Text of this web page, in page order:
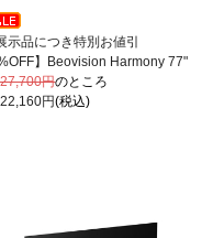
示品につき特別お値引
】Beovision Harmony 77"
円のところ
円(税込)